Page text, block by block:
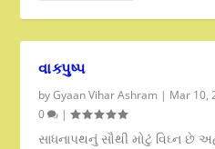
વાક્પુષ્પ
byGyaan Vihar Ashram | Mar 10,
0
|
સાધનાપથનું સૌથી મોટું વિઘ્ન છે